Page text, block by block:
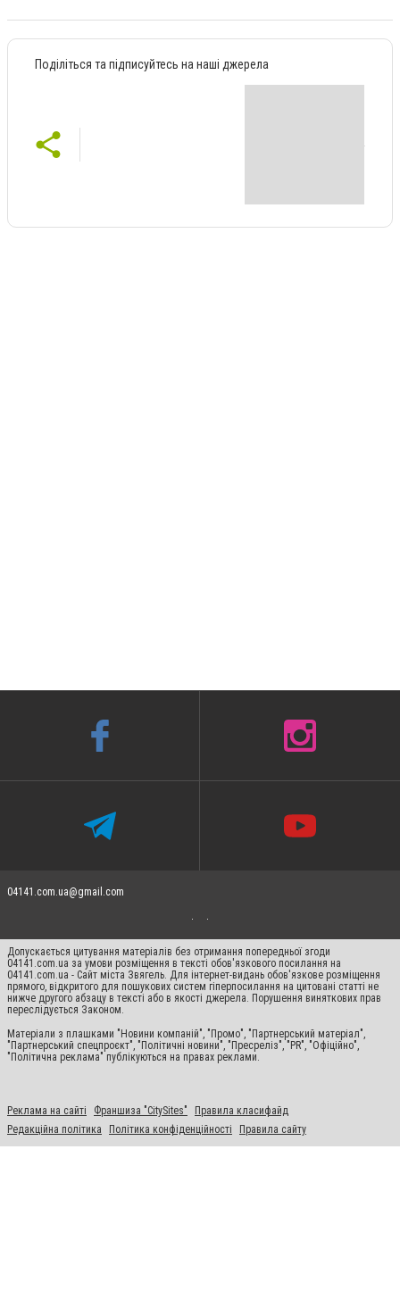
Поділіться та підписуйтесь на наші джерела
04141.com.ua@gmail.com
Допускається цитування матеріалів без отримання попередньої згоди
04141.com.ua за умови розміщення в тексті обов'язкового посилання на
04141.com.ua - Сайт міста Звягель. Для інтернет-видань обов'язкове розміщення
прямого, відкритого для пошукових систем гіперпосилання на цитовані статті не
нижче другого абзацу в тексті або в якості джерела. Порушення виняткових прав
переслідується Законом.
Матеріали з плашками "Новини компаній", "Промо", "Партнерський матеріал",
"Партнерський спецпроєкт", "Політичні новини", "Пресреліз", "PR", "Офіційно",
"Політична реклама" публікуються на правах реклами.
Реклама на сайті Франшиза "CitySites"
Правила класифайд
Редакційна політика
Політика конфіденційності Правила сайту